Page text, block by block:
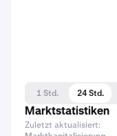
1 Std. 24 Std.
Marktstatistiken
Zuletzt aktualisiert: